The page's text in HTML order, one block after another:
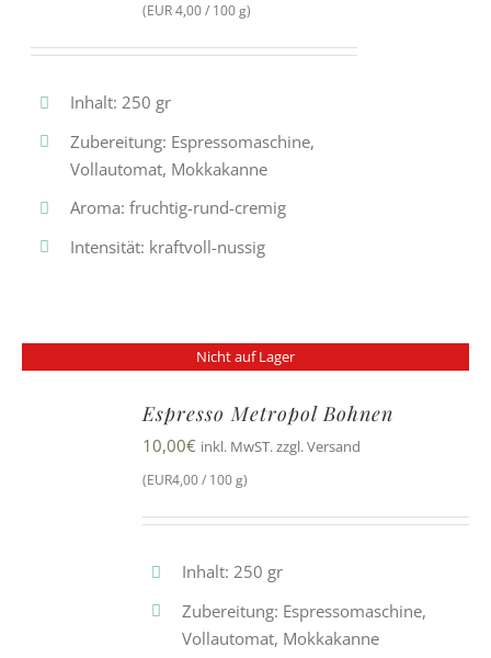
(EUR 4,00 / 100 g)
Inhalt: 250 gr
Zubereitung: Espressomaschine,
Vollautomat, Mokkakanne
Aroma: fruchtig-rund-cremig
Intensität: kraftvoll-nussig
Nicht auf Lager
Espresso Metropol Bohnen
10,00€ inkl. MwST. zzgl. Versand
(EUR4,00 / 100 g)
Inhalt: 250 gr
Zubereitung: Espressomaschine,
Vollautomat, Mokkakanne